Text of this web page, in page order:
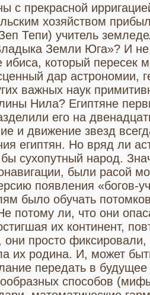
с прекрасной
хозяйством
Тепи) учитель
Земли Юга»? И
ибиса, который пересек
дар астрономии,
важных наук
Нила? Египтяне
его на
и движение звезд
египтян. Но вряд ли
сухопутный народ.
были расой
появления «богов-
было обучать
потому ли, что они
их континент,
просто фиксировали,
их родина. И, может
передать в
способов